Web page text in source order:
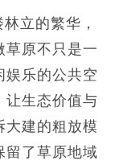
立的繁华，
草原不只是一
娱乐的公共空
让生态价值与
大建的粗放模
留了草原地域